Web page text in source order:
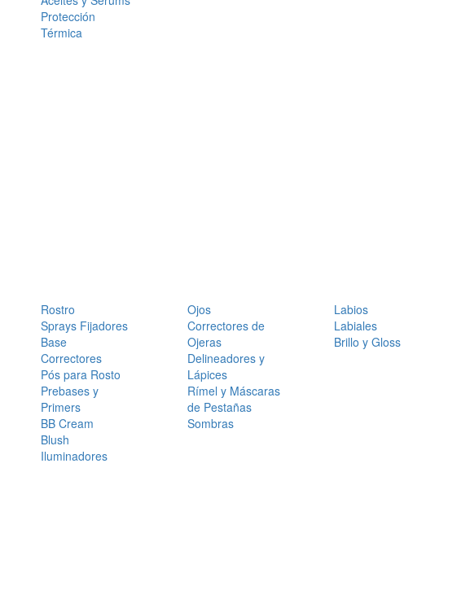
Protección
Térmica
Rostro
Sprays Fijadores
Base
Correctores
Pós para Rosto
Prebases y
Primers
BB Cream
Blush
Iluminadores
Ojos
Correctores de
Ojeras
Delineadores y
Lápices
Rímel y Máscaras
de Pestañas
Sombras
Labios
Labiales
Brillo y Gloss